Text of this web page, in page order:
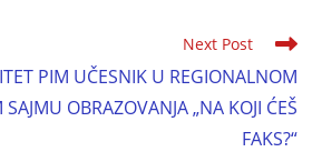
Next Post
PIM UČESNIK U REGIONALNOM
OBRAZOVANJA „NA KOJI ĆEŠ
FAKS?“